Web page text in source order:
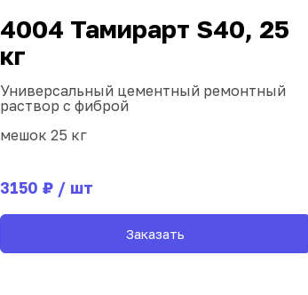
4004 Тамирарт S40, 25
кг
Универсальный цементный ремонтный
раствор с фиброй
мешок 25 кг
3150 ₽ / шт
Заказать